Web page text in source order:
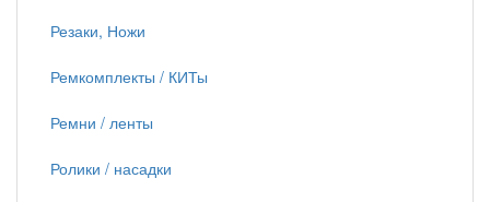
Резаки, Ножи
Ремкомплекты / КИТы
Ремни / ленты
Ролики / насадки